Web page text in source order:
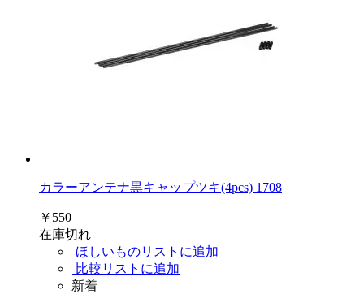
カラーアンテナ黒キャップツキ(4pcs) 1708
￥550
在庫切れ
ほしいものリストに追加
比較リストに追加
新着